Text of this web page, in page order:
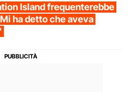
Island frequenterebbe
ha detto che aveva